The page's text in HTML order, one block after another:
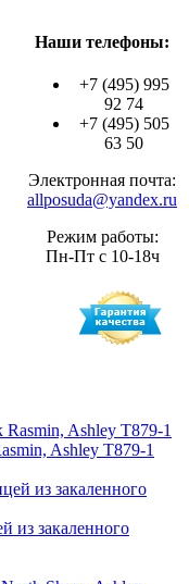
Наши телефоны:
+7 (495) 995
92 74
+7 (495) 505
63 50
Электронная почта:
allposuda@yandex.ru
Режим работы:
Пн-Пт с 10-18ч
Ashley T879-1
из закаленного